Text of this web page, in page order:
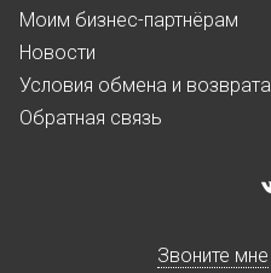
Моим бизнес-партнёрам
Новости
Условия обмена и возврата
Обратная связь
Звоните мне